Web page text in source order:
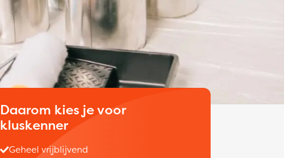
Daarom kies je voor
kluskenner
Geheel vrijblijvend